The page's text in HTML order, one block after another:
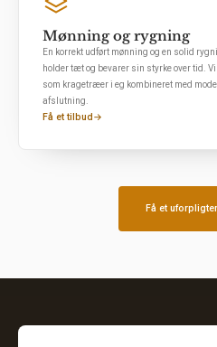
Mønning og rygning
En korrekt udført mønning og en solid
holder tæt og bevarer sin styrke over tid.
som kragetræer i eg kombineret med
afslutning.
Få et tilbud→
Få et